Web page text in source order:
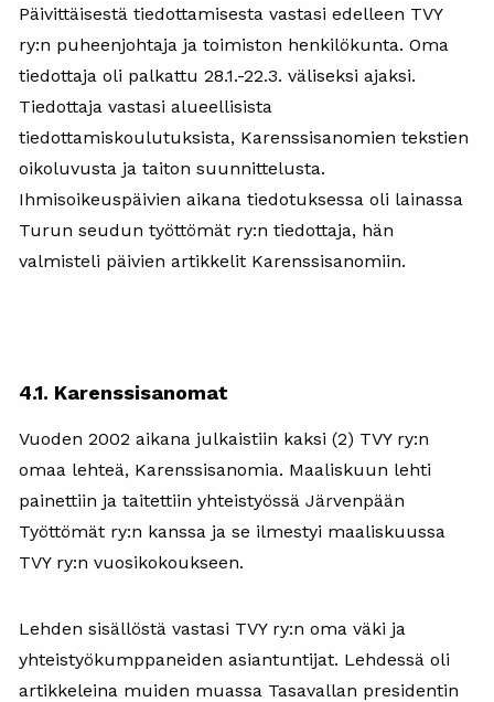
Päivittäisestä tiedottamisesta vastasi edelleen TVY
ry:n puheenjohtaja ja toimiston henkilökunta. Oma
tiedottaja oli palkattu 28.1.-22.3. väliseksi ajaksi.
Tiedottaja vastasi alueellisista
tiedottamiskoulutuksista, Karenssisanomien tekstien
oikoluvusta ja taiton suunnittelusta.
Ihmisoikeuspäivien aikana tiedotuksessa oli lainassa
Turun seudun työttömät ry:n tiedottaja, hän
valmisteli päivien artikkelit Karenssisanomiin.
4.1. Karenssisanomat
Vuoden 2002 aikana julkaistiin kaksi (2) TVY ry:n
omaa lehteä, Karenssisanomia. Maaliskuun lehti
painettiin ja taitettiin yhteistyössä Järvenpään
Työttömät ry:n kanssa ja se ilmestyi maaliskuussa
TVY ry:n vuosikokoukseen.
Lehden sisällöstä vastasi TVY ry:n oma väki ja
yhteistyökumppaneiden asiantuntijat. Lehdessä oli
artikkeleina muiden muassa Tasavallan presidentin